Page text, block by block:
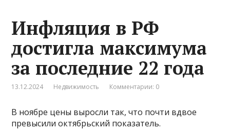
Инфляция в РФ
достигла максимума
за последние 22 года
13.12.2024 Недвижимость Комментарии: 0
В ноябре цены выросли так, что почти вдвое
превысили октябрьский показатель.